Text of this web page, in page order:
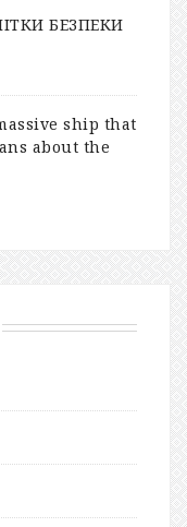
БЕЗПЕКИ
ship that
about the